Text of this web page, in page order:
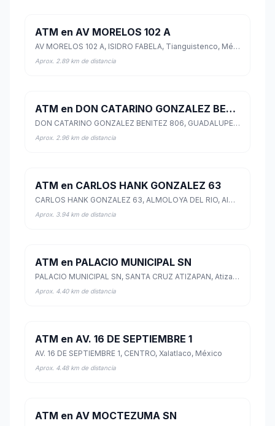
ATM en AV MORELOS 102 A
AV MORELOS 102 A, ISIDRO FABELA, Tianguistenco, México
Aprox. 2.89 km de distancia
ATM en DON CATARINO GONZALEZ BENITEZ 806
DON CATARINO GONZALEZ BENITEZ 806, GUADALUPE RHON DE HANK, Tianguistenco, México
Aprox. 2.96 km de distancia
ATM en CARLOS HANK GONZALEZ 63
CARLOS HANK GONZALEZ 63, ALMOLOYA DEL RIO, Almoloya del Río, México
Aprox. 3.94 km de distancia
ATM en PALACIO MUNICIPAL SN
PALACIO MUNICIPAL SN, SANTA CRUZ ATIZAPAN, Atizapán, México
Aprox. 4.40 km de distancia
ATM en AV. 16 DE SEPTIEMBRE 1
AV. 16 DE SEPTIEMBRE 1, CENTRO, Xalatlaco, México
Aprox. 4.48 km de distancia
ATM en AV MOCTEZUMA SN